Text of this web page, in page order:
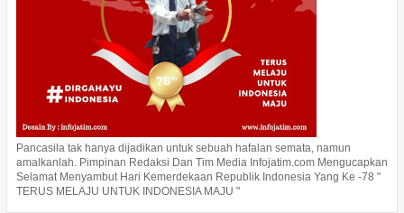
Pancasila tak hanya dijadikan untuk sebuah hafalan semata, namun
amalkanlah. Pimpinan Redaksi Dan Tim Media Infojatim.com Mengucapkan
Selamat Menyambut Hari Kemerdekaan Republik Indonesia Yang Ke -78 "
TERUS MELAJU UNTUK INDONESIA MAJU "